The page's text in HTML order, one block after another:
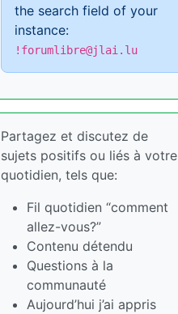
the search field of your
instance:
!forumlibre@jlai.lu
Partagez et discutez de
sujets positifs ou liés à votre
quotidien, tels que:
Fil quotidien “comment
allez-vous?”
Contenu détendu
Questions à la
communauté
Aujourd’hui j’ai appris